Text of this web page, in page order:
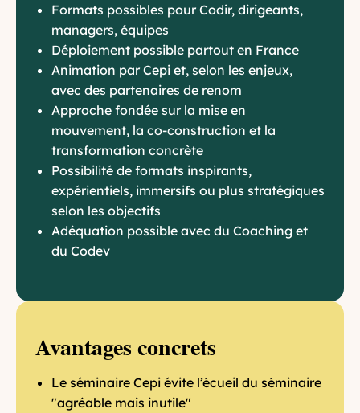
Formats possibles pour Codir, dirigeants,
managers, équipes
Déploiement possible partout en France
Animation par Cepi et, selon les enjeux,
avec des partenaires de renom
Approche fondée sur la mise en
mouvement, la co-construction et la
transformation concrète
Possibilité de formats inspirants,
expérientiels, immersifs ou plus stratégiques
selon les objectifs
Adéquation possible avec du Coaching et
du Codev
Avantages concrets
Le séminaire Cepi évite l’écueil du séminaire
"agréable mais inutile"